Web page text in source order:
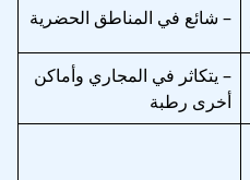
– شائع في المناطق الحضرية
– يتكاثر في المجاري وأماكن
أخرى رطبة